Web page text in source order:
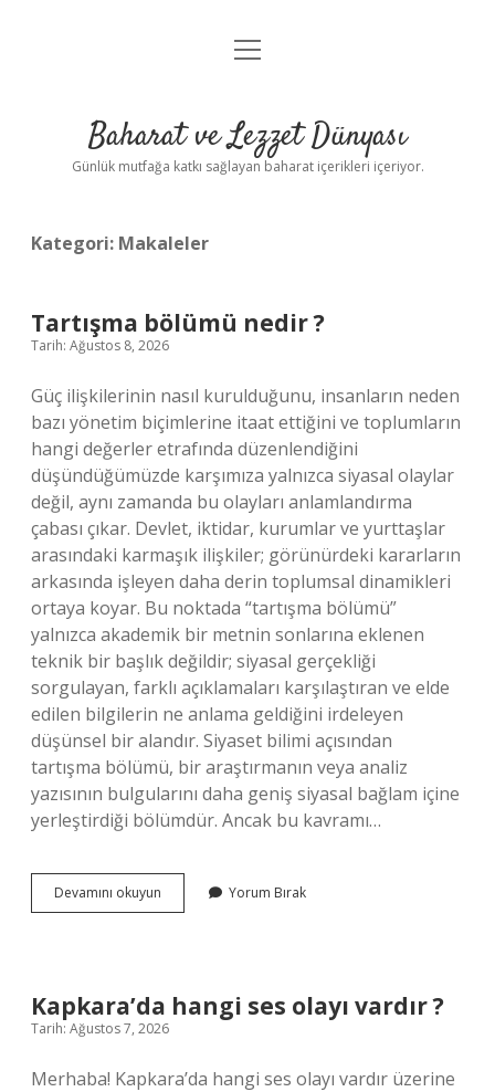
Anasayfa
Yasal Uyarı
menüyü
Baharat ve Lezzet Dünyası
Günlük mutfağa katkı sağlayan baharat içerikleri içeriyor.
Kategori: Makaleler
Tartışma bölümü nedir ?
Tarih: Ağustos 8, 2026
Güç ilişkilerinin nasıl kurulduğunu, insanların neden
bazı yönetim biçimlerine itaat ettiğini ve toplumların
hangi değerler etrafında düzenlendiğini
düşündüğümüzde karşımıza yalnızca siyasal olaylar
değil, aynı zamanda bu olayları anlamlandırma
çabası çıkar. Devlet, iktidar, kurumlar ve yurttaşlar
arasındaki karmaşık ilişkiler; görünürdeki kararların
arkasında işleyen daha derin toplumsal dinamikleri
ortaya koyar. Bu noktada “tartışma bölümü”
yalnızca akademik bir metnin sonlarına eklenen
teknik bir başlık değildir; siyasal gerçekliği
sorgulayan, farklı açıklamaları karşılaştıran ve elde
edilen bilgilerin ne anlama geldiğini irdeleyen
düşünsel bir alandır. Siyaset bilimi açısından
tartışma bölümü, bir araştırmanın veya analiz
yazısının bulgularını daha geniş siyasal bağlam içine
yerleştirdiği bölümdür. Ancak bu kavramı…
Devamını okuyun Tartışma
bölümü
Yorum Bırak
Kapkara’da hangi ses olayı vardır ?
Tarih: Ağustos 7, 2026
Merhaba! Kapkara’da hangi ses olayı vardır üzerine